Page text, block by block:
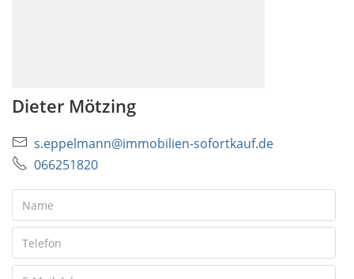
Dieter Mötzing
s.eppelmann@immobilien-sofortkauf.de
066251820